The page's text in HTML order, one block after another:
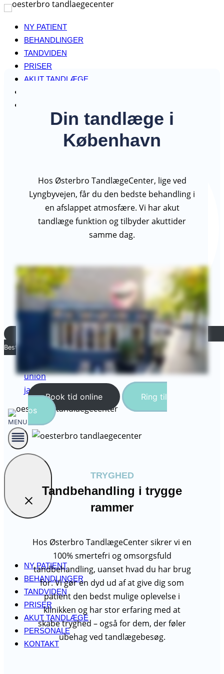
Fortsæt
indhold
NY PATIENT
BEHANDLINGER
TANDVIDEN
PRISER
AKUT TANDLÆGE
Bestil tid
MENU
NY PATIENT
BEHANDLINGER
TANDVIDEN
PRISER
AKUT TANDLÆGE
PERSONALE
KONTAKT
Din tandlæge i
København
Hos Østerbro TandlægeCenter, lige ved
Lyngbyvejen, får du den bedste behandling i
en afslappet atmosfære. Vi har akut
tandlæge funktion og tilbyder akuttider
samme dag.
Book tid online
Ring til
os
TRYGHED
Tandbehandling i trygge
rammer
Hos Østerbro TandlægeCenter sikrer vi en
100% smertefri og omsorgsfuld
tandbehandling, uanset hvad du har brug
for. Vi gør en dyd ud af at give dig som
patient den bedst mulige oplevelse i
klinikken og har stor erfaring med at
skabe tryghed – også for dem, der føler
ubehag ved tandlægebesøg.